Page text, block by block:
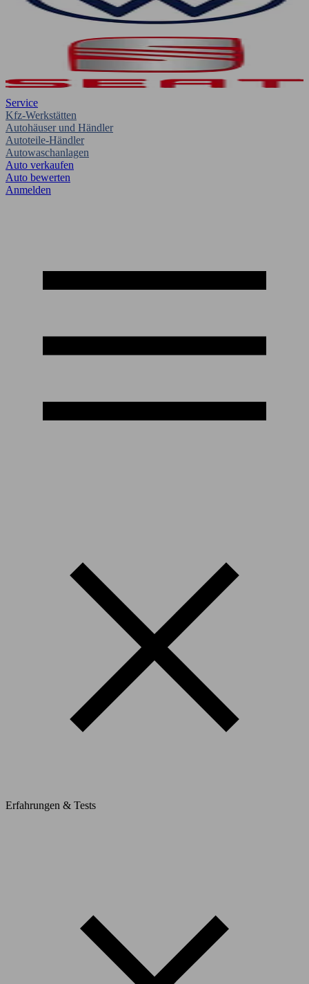
Service
Kfz-Werkstätten
Autohäuser und Händler
Autoteile-Händler
Autowaschanlagen
Auto verkaufen
Auto bewerten
Anmelden
Erfahrungen & Tests